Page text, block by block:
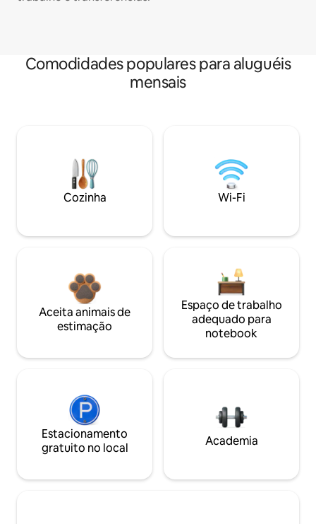
Comodidades populares para aluguéis
mensais
Cozinha Wi-Fi
Aceita animais de
estimação
Espaço de trabalho
adequado para
notebook
Estacionamento
gratuito no local
Academia